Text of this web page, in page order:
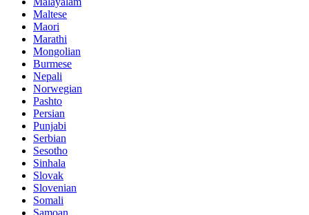
Maltese
Maori
Marathi
Mongolian
Burmese
Nepali
Norwegian
Pashto
Persian
Punjabi
Serbian
Sesotho
Sinhala
Slovak
Slovenian
Somali
Samoan